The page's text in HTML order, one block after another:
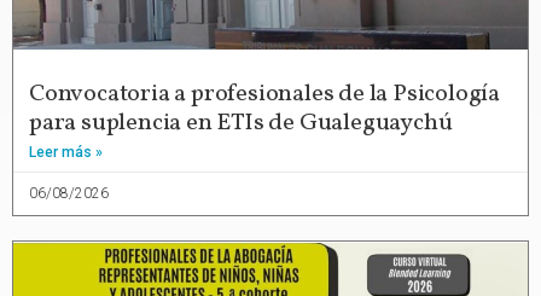
Convocatoria a profesionales de la Psicología
para suplencia en ETIs de Gualeguaychú
Leer más »
06/08/2026